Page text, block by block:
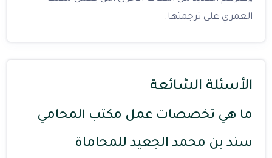
العمري على ترجمتها.
الأسئلة الشائعة
ما هي تخصصات عمل مكتب المحامي
سند بن محمد الجعيد للمحاماة